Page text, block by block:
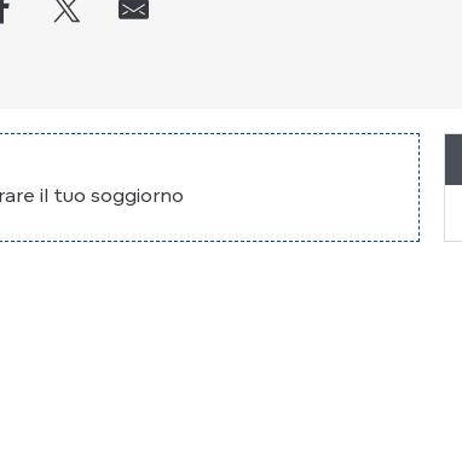
il tuo soggiorno